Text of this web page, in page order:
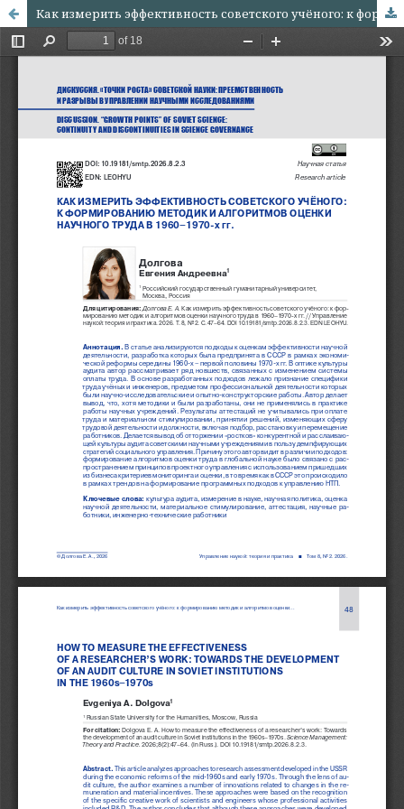
Как измерить эффективность советского учёного: к формированию методик и алгоритмов оценки научного труда в 1960–1970-х гг.